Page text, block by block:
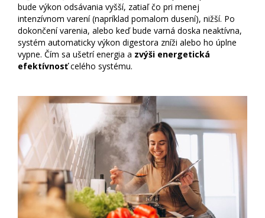
bude výkon odsávania vyšší, zatiaľ čo pri menej
intenzívnom varení (napríklad pomalom dusení), nižší. Po
dokončení varenia, alebo keď bude varná doska neaktívna,
systém automaticky výkon digestora zníži alebo ho úplne
vypne. Čím sa ušetrí energia a zvýši energetická
efektívnosťcelého systému.